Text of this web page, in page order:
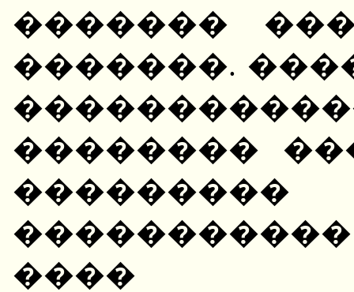
�������
�������.
��������
���������
����